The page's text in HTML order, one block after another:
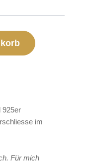
925er
im
Für mich